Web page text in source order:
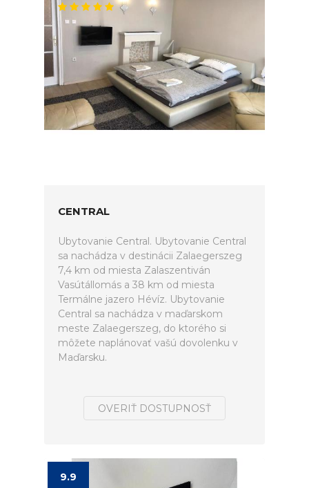
CENTRAL
Ubytovanie Central. Ubytovanie Central
sa nachádza v destinácii Zalaegerszeg
7,4 km od miesta Zalaszentiván
Vasútállomás a 38 km od miesta
Termálne jazero Hévíz. Ubytovanie
Central sa nachádza v maďarskom
meste Zalaegerszeg, do ktorého si
môžete naplánovať vašú dovolenku v
Maďarsku.
OVERIŤ DOSTUPNOSŤ
9.9